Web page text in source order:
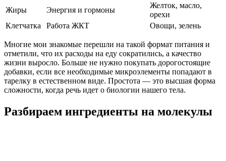
Жиры Энергия и гормоны
Желток, масло,
орехи
Клетчатка
Работа ЖКТ Овощи, зелень
Многие мои знакомые перешли на такой формат питания и
отметили, что их расходы на еду сократились, а качество
жизни выросло. Больше не нужно покупать дорогостоящие
добавки, если все необходимые микроэлементы попадают в
тарелку в естественном виде. Простота — это высшая форма
сложности, когда речь идет о биологии нашего тела.
Разбираем ингредиенты на молекулы